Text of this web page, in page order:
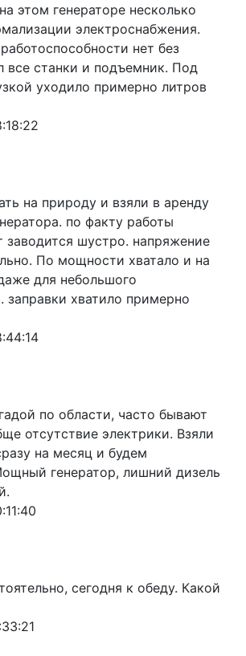
этом генераторе несколько
электроснабжения.
нет без
все станки и подъемник. Под
уходило примерно литров
на природу и взяли в аренду
по факту работы
заводится шустро. напряжение
По мощности хватало и на
для небольшого
заправки хватило примерно
по области, часто бывают
отсутствие электрики. Взяли
на месяц и будем
генератор, лишний дизель
сегодня к обеду. Какой